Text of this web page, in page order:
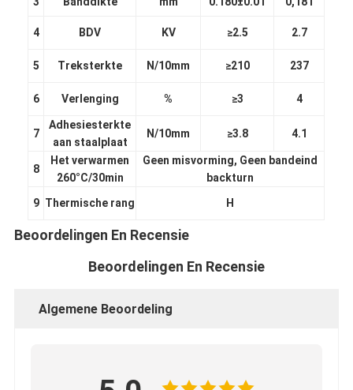
4 BDV KV ≥2.5 2.7
5 Treksterkte N/10mm ≥210 237
6 Verlenging % ≥3 4
7
Adhesiesterkte
aan staalplaat
N/10mm ≥3.8 4.1
8
Het verwarmen
260°C/30min
Geen misvorming, Geen bandeind
backturn
9 Thermische rang H
Beoordelingen En Recensie
Beoordelingen En Recensie
Algemene Beoordeling